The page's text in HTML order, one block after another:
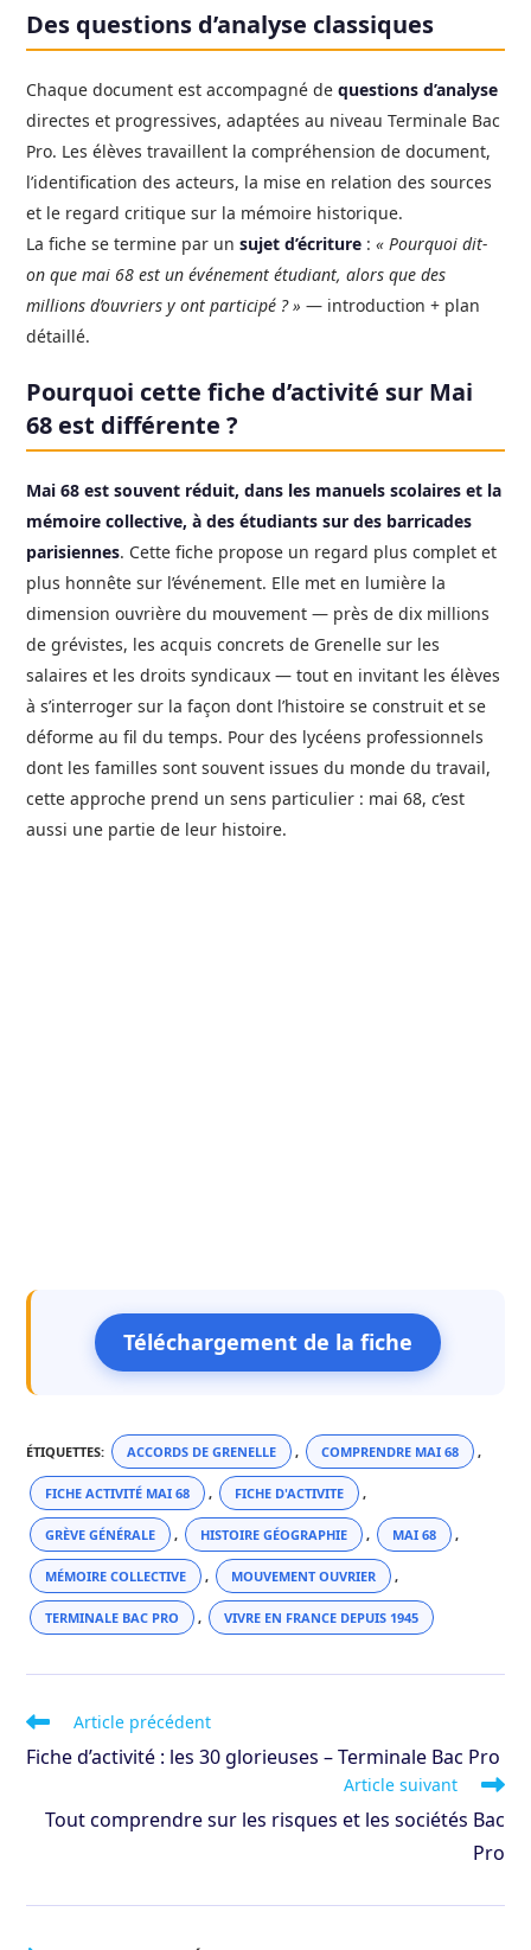
Des questions d’analyse classiques
Chaque document est accompagné dequestions d’analyse
directes et progressives, adaptées au niveau Terminale Bac
Pro. Les élèves travaillent la compréhension de document,
l’identification des acteurs, la mise en relation des sources
et le regard critique sur la mémoire historique.
La fiche se termine par unsujet d’écriture :« Pourquoi dit-
on que mai 68 est un événement étudiant, alors que des
millions d’ouvriers y ont participé ? » — introduction + plan
détaillé.
Pourquoi cette fiche d’activité sur Mai
68 est différente ?
Mai 68 est souvent réduit, dans les manuels scolaires et la
mémoire collective, à des étudiants sur des barricades
parisiennes. Cette fiche propose un regard plus complet et
plus honnête sur l’événement. Elle met en lumière la
dimension ouvrière du mouvement — près de dix millions
de grévistes, les acquis concrets de Grenelle sur les
salaires et les droits syndicaux — tout en invitant les élèves
à s’interroger sur la façon dont l’histoire se construit et se
déforme au fil du temps. Pour des lycéens professionnels
dont les familles sont souvent issues du monde du travail,
cette approche prend un sens particulier : mai 68, c’est
aussi une partie de leur histoire.
Téléchargement de la fiche
ÉTIQUETTES: ACCORDS DE GRENELLE , COMPRENDRE MAI 68 ,
FICHE ACTIVITÉ MAI 68 , FICHE D'ACTIVITE ,
GRÈVE GÉNÉRALE , HISTOIRE GÉOGRAPHIE , MAI 68 ,
MÉMOIRE COLLECTIVE , MOUVEMENT OUVRIER ,
TERMINALE BAC PRO , VIVRE EN FRANCE DEPUIS 1945
Read
articles
Article précédent
Fiche d’activité : les 30 glorieuses – Terminale Bac Pro
Article suivant
Tout comprendre sur les risques et les sociétés Bac
Pro